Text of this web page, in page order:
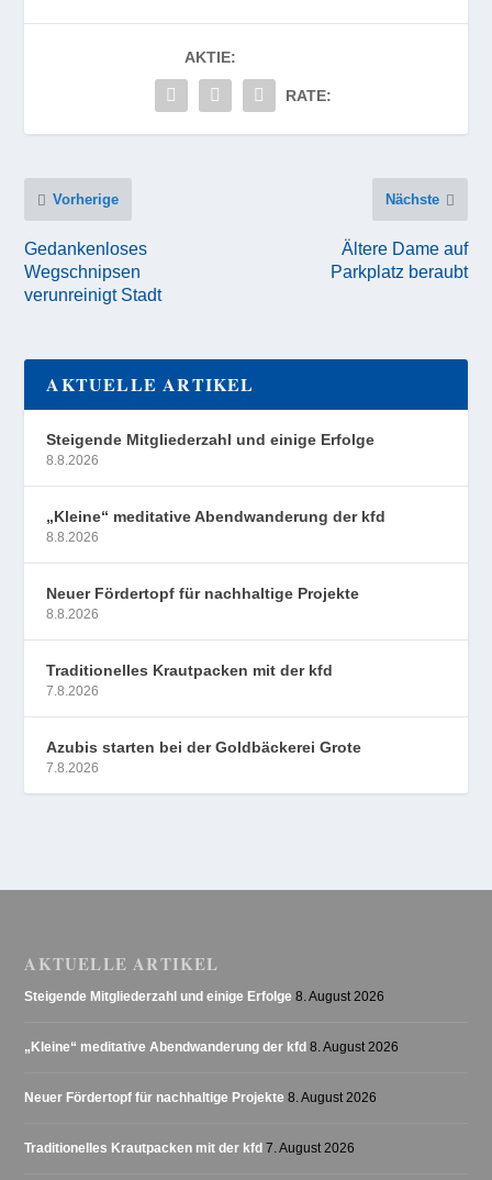
AKTIE:
RATE:
Vorherige
Gedankenloses
Wegschnipsen
verunreinigt Stadt
Nächste
Ältere Dame auf
Parkplatz beraubt
AKTUELLE ARTIKEL
Steigende Mitgliederzahl und einige Erfolge
8.8.2026
„Kleine“ meditative Abendwanderung der kfd
8.8.2026
Neuer Fördertopf für nachhaltige Projekte
8.8.2026
Traditionelles Krautpacken mit der kfd
7.8.2026
Azubis starten bei der Goldbäckerei Grote
7.8.2026
AKTUELLE ARTIKEL
Steigende Mitgliederzahl und einige Erfolge 8. August 2026
„Kleine“ meditative Abendwanderung der kfd 8. August 2026
Neuer Fördertopf für nachhaltige Projekte 8. August 2026
Traditionelles Krautpacken mit der kfd 7. August 2026